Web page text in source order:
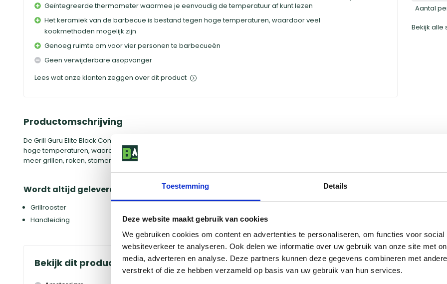
Toestemming Details
Deze website maakt gebruik van cookies
We gebruiken cookies om content en advertenties te personaliseren, om functies voor
websiteverkeer te analyseren. Ook delen we informatie over uw gebruik van onze site met
media, adverteren en analyse. Deze partners kunnen deze gegevens combineren met
verstrekt of die ze hebben verzameld op basis van uw gebruik van hun services.
Geïntegreerde thermometer waarmee je eenvoudig de temperatuur af kunt lezen
Het keramiek van de barbecue is bestand tegen hoge temperaturen, waardoor veel
kookmethoden mogelijk zijn
Genoeg ruimte om voor vier personen te barbecueën
Geen verwijderbare asopvanger
Lees wat onze klanten zeggen over dit product
Productomschrijving
De Grill Guru Elite Black Compact is een hoogwaardige kamado barbecue. Het keramiek is bestand tegen zeer
hoge temperaturen, waardoor er veel verschillende kookmethoden mogelijk zijn op de barbecue. Je kunt onder
meer grillen, roken, stomen, bakken en slowcooken. Op deze barbecue grill je gemakkelijk voor vier personen.
Wordt altijd geleverd met:
Grillrooster
Handleiding
Aantal
Bekijk alle
Bekijk dit product in onze winkels